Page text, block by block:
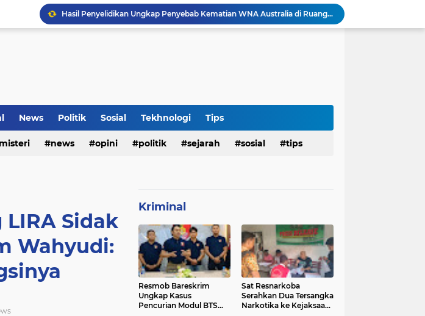
Hasil Penyelidikan Ungkap Penyebab Kematian WNA Australia di Ruang Detensi Imigrasi
Penemuan Jenazah Perempuan di Kos Denpasar Gegerkan Warga, Polisi Lakukan Penyelidikan dan Autopsi
Polres Pasuruan Tegaskan Komitmen Penegakan Disiplin, Propam Dalami Dugaan Pelanggaran Anggota
News Politik Sosial Tekhnologi Tips
misteri news opini politik sejarah sosial tips
Sidak
Wahyudi:
Kriminal
Resmob Bareskrim
Ungkap Kasus
Pencurian Modul BTS
Sat Resnarkoba
Serahkan Dua Tersangka
Narkotika ke Kejaksaan